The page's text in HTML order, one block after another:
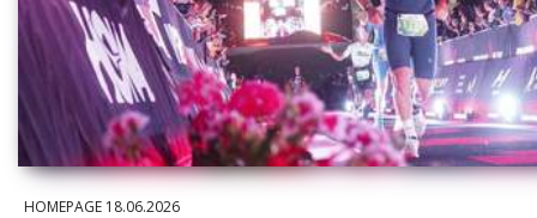
HOMEPAGE 18.06.2026